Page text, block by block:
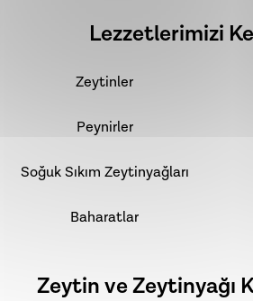
Lezzetlerimizi
Zeytinler
Peynirler
Soğuk Sıkım Zeytinyağları
Baharatlar
Zeytin ve Zeytinyağı